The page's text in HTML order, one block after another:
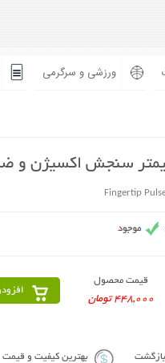
ورزشی و سرگرمی
سنجش اکسیژن و
Fingertip
قیمت محصول
448,000 تومان
بهترین کیفیت و قیمت